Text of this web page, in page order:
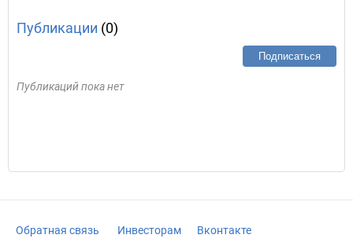
Публикации (0)
Подписаться
Публикаций пока нет
Обратная связь Инвесторам Вконтакте